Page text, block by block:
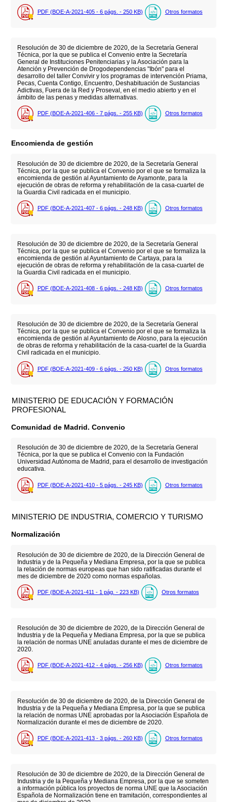
PDF (BOE-A-2021-405 - 6 págs. - 250 KB) Otros formatos
Resolución de 30 de diciembre de 2020, de la Secretaría General
Técnica, por la que se publica el Convenio entre la Secretaría
General de Instituciones Penitenciarias y la Asociación para la
Atención y Prevención de Drogodependencias "Ibón" para el
desarrollo del taller Convivir y los programas de intervención Priama,
Pecas, Cuenta Contigo, Encuentro, Deshabituación de Sustancias
Adictivas, Fuera de la Red y Proseval, en el medio abierto y en el
ámbito de las penas y medidas alternativas.
PDF (BOE-A-2021-406 - 7 págs. - 255 KB) Otros formatos
Encomienda de gestión
Resolución de 30 de diciembre de 2020, de la Secretaría General
Técnica, por la que se publica el Convenio por el que se formaliza la
encomienda de gestión al Ayuntamiento de Ayamonte, para la
ejecución de obras de reforma y rehabilitación de la casa-cuartel de
la Guardia Civil radicada en el municipio.
PDF (BOE-A-2021-407 - 6 págs. - 248 KB) Otros formatos
Resolución de 30 de diciembre de 2020, de la Secretaría General
Técnica, por la que se publica el Convenio por el que se formaliza la
encomienda de gestión al Ayuntamiento de Cartaya, para la
ejecución de obras de reforma y rehabilitación de la casa-cuartel de
la Guardia Civil radicada en el municipio.
PDF (BOE-A-2021-408 - 6 págs. - 248 KB) Otros formatos
Resolución de 30 de diciembre de 2020, de la Secretaría General
Técnica, por la que se publica el Convenio por el que se formaliza la
encomienda de gestión al Ayuntamiento de Alosno, para la ejecución
de obras de reforma y rehabilitación de la casa-cuartel de la Guardia
Civil radicada en el municipio.
PDF (BOE-A-2021-409 - 6 págs. - 250 KB) Otros formatos
MINISTERIO DE EDUCACIÓN Y FORMACIÓN
PROFESIONAL
Comunidad de Madrid. Convenio
Resolución de 30 de diciembre de 2020, de la Secretaría General
Técnica, por la que se publica el Convenio con la Fundación
Universidad Autónoma de Madrid, para el desarrollo de investigación
educativa.
PDF (BOE-A-2021-410 - 5 págs. - 245 KB) Otros formatos
MINISTERIO DE INDUSTRIA, COMERCIO Y TURISMO
Normalización
Resolución de 30 de diciembre de 2020, de la Dirección General de
Industria y de la Pequeña y Mediana Empresa, por la que se publica
la relación de normas europeas que han sido ratificadas durante el
mes de diciembre de 2020 como normas españolas.
PDF (BOE-A-2021-411 - 1 pág. - 223 KB) Otros formatos
Resolución de 30 de diciembre de 2020, de la Dirección General de
Industria y de la Pequeña y Mediana Empresa, por la que se publica
la relación de normas UNE anuladas durante el mes de diciembre de
2020.
PDF (BOE-A-2021-412 - 4 págs. - 256 KB) Otros formatos
Resolución de 30 de diciembre de 2020, de la Dirección General de
Industria y de la Pequeña y Mediana Empresa, por la que se publica
la relación de normas UNE aprobadas por la Asociación Española de
Normalización durante el mes de diciembre de 2020.
PDF (BOE-A-2021-413 - 3 págs. - 260 KB) Otros formatos
Resolución de 30 de diciembre de 2020, de la Dirección General de
Industria y de la Pequeña y Mediana Empresa, por la que se someten
a información pública los proyectos de norma UNE que la Asociación
Española de Normalización tiene en tramitación, correspondientes al